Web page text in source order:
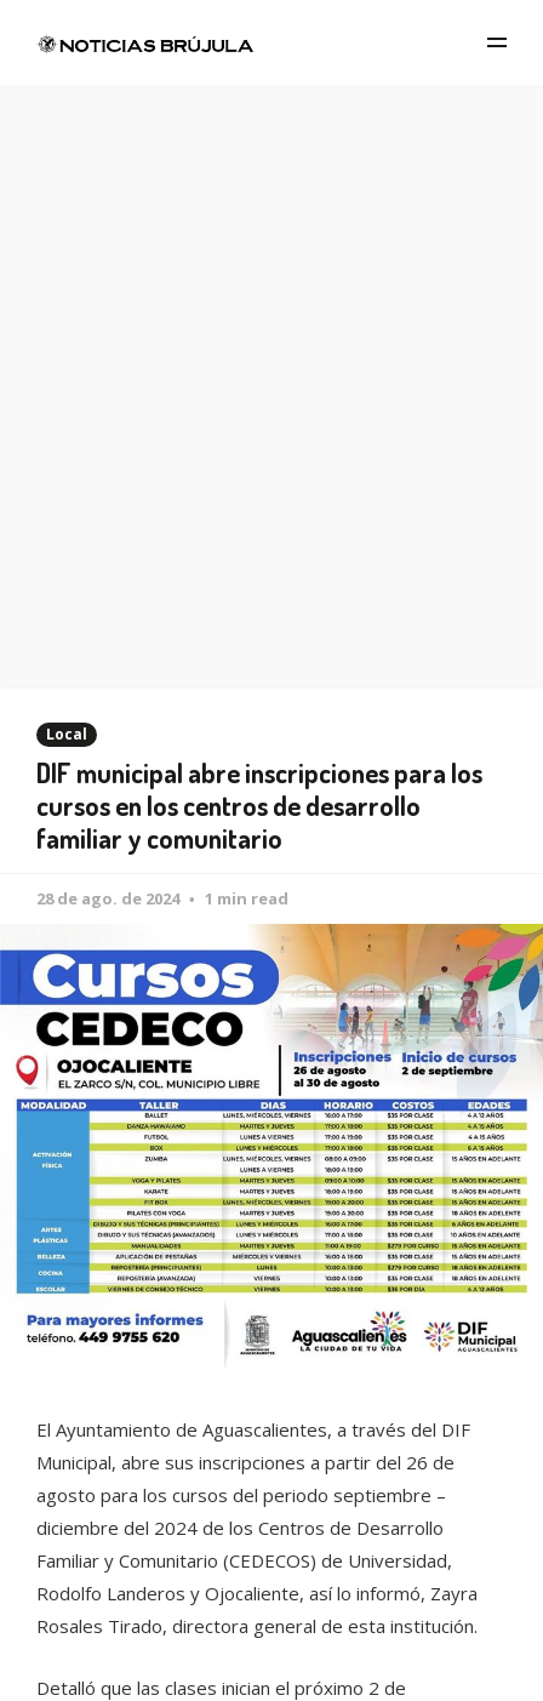
Local
DIF municipal abre inscripciones para los
cursos en los centros de desarrollo
familiar y comunitario
28 de ago. de 2024 1 min read
El Ayuntamiento de Aguascalientes, a través del DIF
Municipal, abre sus inscripciones a partir del 26 de
agosto para los cursos del periodo septiembre –
diciembre del 2024 de los Centros de Desarrollo
Familiar y Comunitario (CEDECOS) de Universidad,
Rodolfo Landeros y Ojocaliente, así lo informó, Zayra
Rosales Tirado, directora general de esta institución.
Detalló que las clases inician el próximo 2 de